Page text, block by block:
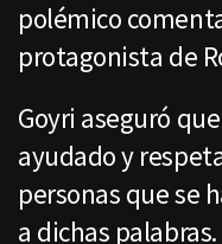
polémico
protagonista de
Goyri aseguró
ayudado y
personas que se
a dichas